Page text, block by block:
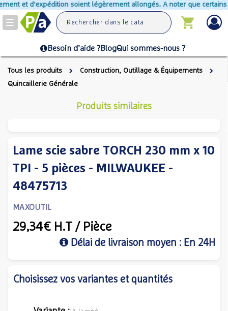
et d'expédition soient légèrement allongés. A noter que certains
Toggle
navigation
Besoin d’aide ?BlogQui sommes-nous ?
Tous les produits
Construction, Outillage & Équipements
Quincaillerie Générale
Produits similaires
Lame scie sabre TORCH 230 mm x 10
TPI - 5 pièces - MILWAUKEE -
48475713
MAXOUTIL
29,34€ H.T / Pièce
Délai de livraison moyen : En 24H
Choisissez vos variantes et quantités